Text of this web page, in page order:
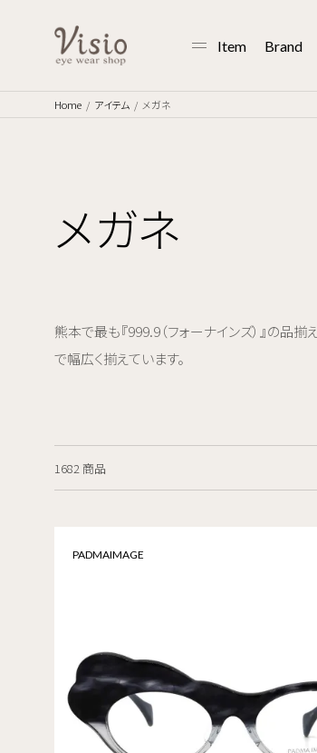
Item Brand
Home アイテム メガネ
メガネ
熊本で最も『999.9（フォーナインズ）』の品
で幅広く揃えています。
1682 商品
PADMAIMAGE